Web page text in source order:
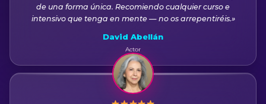
de una forma única. Recomiendo cualquier curso e
intensivo que tenga en mente — no os arrepentiréis.»
David Abellán
Actor